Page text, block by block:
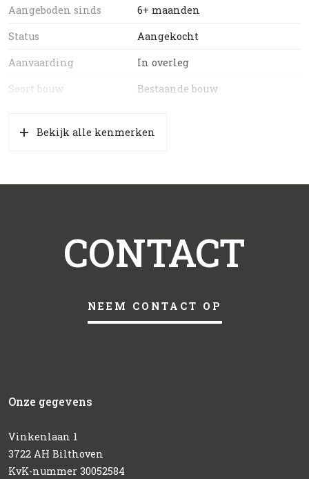
Aangeboden sinds
6+ maanden
Status
Aangekocht
Aanvaarding
In overleg
Soort bouw
Bestaande bouw
Bekijk alle kenmerken
CONTACT
NEEM CONTACT OP
Onze gegevens
Vinkenlaan 1
3722 AH Bilthoven
KvK-nummer 30052584